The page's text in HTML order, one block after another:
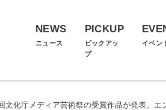
NEWS
ニュース
PICKUP
ピックアッ
プ
イベン
文化庁メディア芸術祭の受賞作品が発表。エ